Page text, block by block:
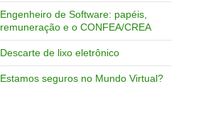
Engenheiro de Software: papéis,
remuneração e o CONFEA/CREA
Descarte de lixo eletrônico
Estamos seguros no Mundo Virtual?